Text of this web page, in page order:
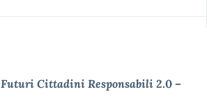
Futuri Cittadini Responsabili 2.0 –